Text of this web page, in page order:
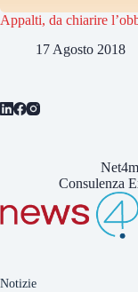
Appalti, da chiarire
17 Agosto 2018
Consulenza
Notizie